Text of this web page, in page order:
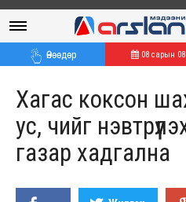
Өнөөдөр 08 сарын 08
Хагас коксон
ус, чийг
газар хадгална